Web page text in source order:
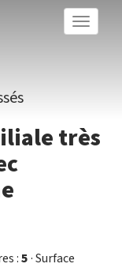
Toggle
très
:5· Surface